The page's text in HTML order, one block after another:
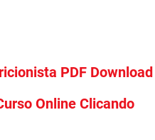
PDF Download
Online Clicando